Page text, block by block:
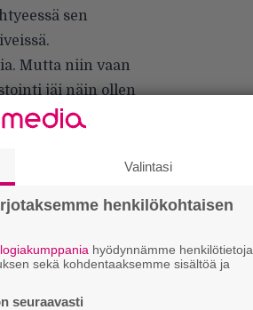
sen
Mutta niin vaan
jäi näin ollen
se ei sama
miten olisi
säveltänyt
tulevana
ja sen
Valintasi
henkilökohtaisen
hyödynnämme henkilötietoja
sekä kohdentaaksemme sisältöä ja
seuraavasti